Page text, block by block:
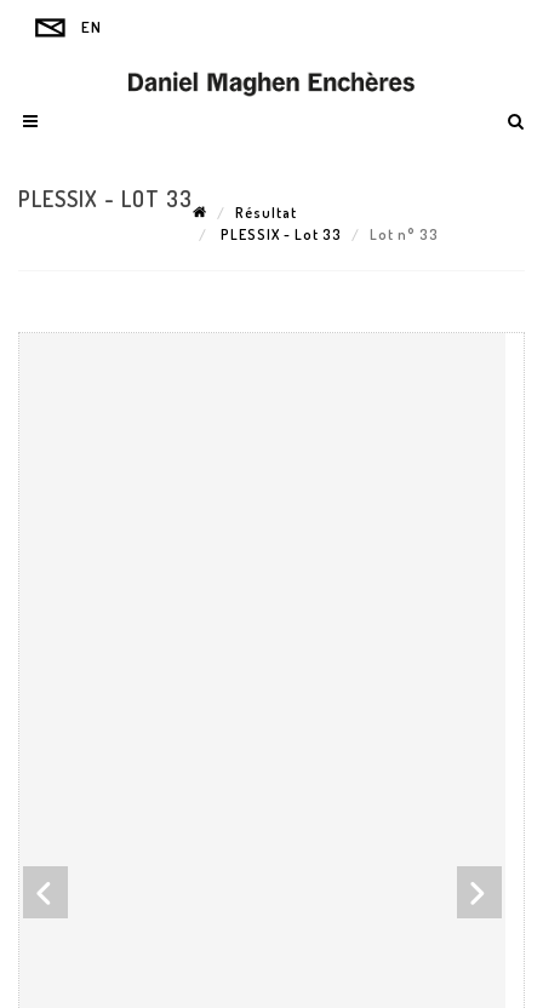
PLESSIX - LOT 33
Résultat
PLESSIX - Lot 33
Lot n° 33